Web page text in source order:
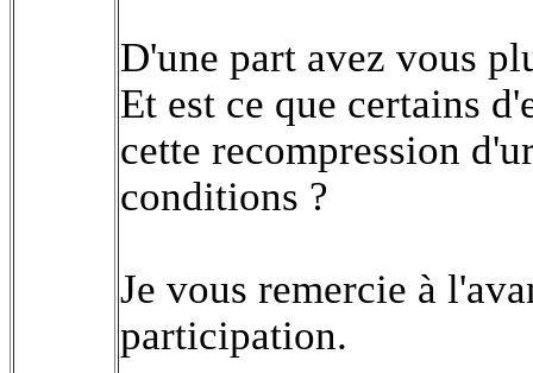
D'une part avez vous
Et est ce que certains
cette recompression
conditions ?
Je vous remercie à
participation.